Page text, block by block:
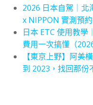
2026 日本自駕｜北
x NIPPON 實測預
日本 ETC 使用教學
費用一次搞懂（2026
【東京上野】阿美
到 2023，找回那份